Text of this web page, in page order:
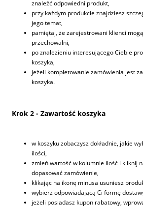
znaleźć odpowiedni produkt,
przy każdym produkcie znajdziesz
jego temat,
pamiętaj, że zarejestrowani klienci
przechowalni,
po znalezieniu interesującego Ciebie
koszyka,
jeżeli kompletowanie zamówienia jest
koszyka.
Krok 2 - Zawartość koszyka
w koszyku zobaczysz dokładnie, jakie
ilości,
zmień wartość w kolumnie ilość i kliknij
dopasować zamówienie,
klikając na ikonę minusa usuniesz
wybierz odpowiadającą Ci formę
jeżeli posiadasz kupon rabatowy,